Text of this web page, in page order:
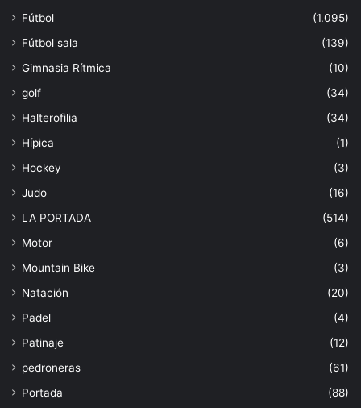
Fútbol
(1.095)
Fútbol sala
(139)
Gimnasia Rítmica
(10)
golf
(34)
Halterofilia
(34)
Hípica
(1)
Hockey
(3)
Judo
(16)
LA PORTADA
(514)
Motor
(6)
Mountain Bike
(3)
Natación
(20)
Padel
(4)
Patinaje
(12)
pedroneras
(61)
Portada
(88)